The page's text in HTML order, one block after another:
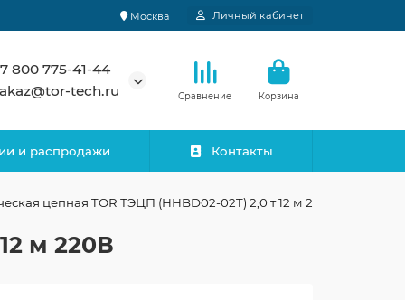
Москва Личный кабинет
800 775-41-44
tech.ru
Сравнение Корзина
и распродажи Контакты
цепная TOR ТЭЦП (HHBD02-02T) 2,0 т 12 м 220В
м 220В